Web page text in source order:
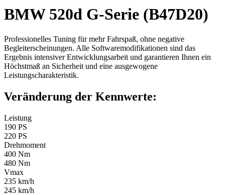
BMW 520d G-Serie (B47D20)
Professionelles Tuning für mehr Fahrspaß, ohne negative
Begleiterscheinungen. Alle Softwaremodifikationen sind das
Ergebnis intensiver Entwicklungsarbeit und garantieren Ihnen ein
Höchstmaß an Sicherheit und eine ausgewogene
Leistungscharakteristik.
Veränderung der Kennwerte:
Leistung
190 PS
220 PS
Drehmoment
400 Nm
480 Nm
Vmax
235 km/h
245 km/h